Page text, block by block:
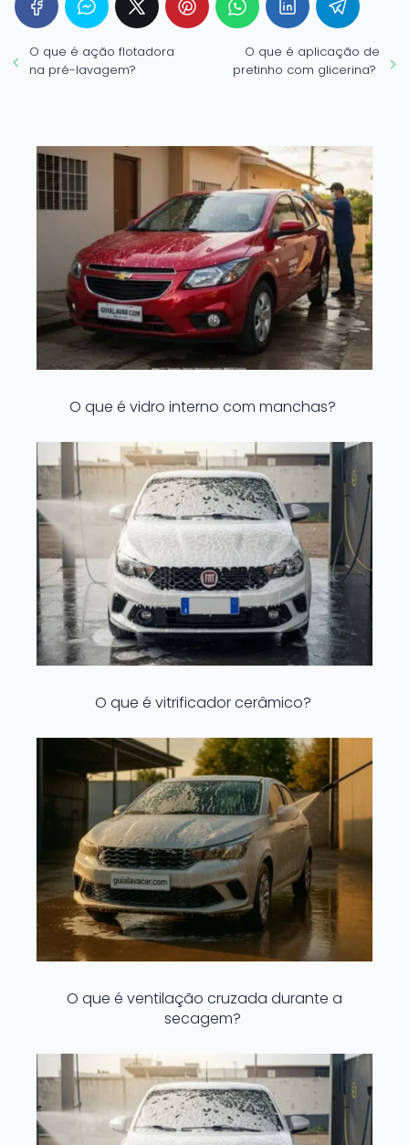
O que é ação flotadora
na pré-lavagem?
O que é aplicação de
pretinho com glicerina?
O que é vidro interno com manchas?
O que é vitrificador cerâmico?
O que é ventilação cruzada durante a
secagem?